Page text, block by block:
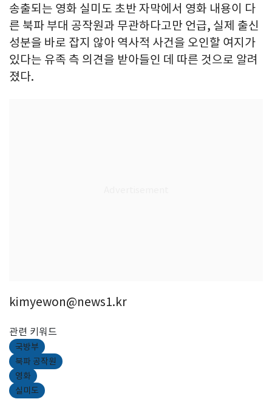
송출되는 영화 실미도 초반 자막에서 영화 내용이 다
른 북파 부대 공작원과 무관하다고만 언급, 실제 출신
성분을 바로 잡지 않아 역사적 사건을 오인할 여지가
있다는 유족 측 의견을 받아들인 데 따른 것으로 알려
졌다.
kimyewon@news1.kr
관련 키워드
국방부
북파 공작원
영화
실미도